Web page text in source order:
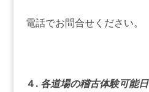
電話でお問合せください。
４. 各道場の稽古体験可能日